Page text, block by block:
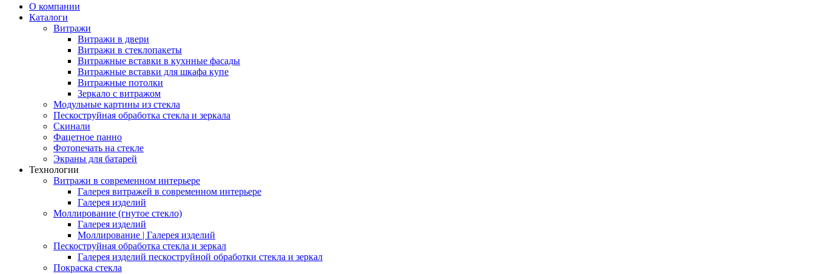
О компании
Каталоги
Витражи
Витражи в двери
Витражи в стеклопакеты
Витражные вставки в кухнные фасады
Витражные вставки для шкафа купе
Витражные потолки
Зеркало с витражом
Модульные картины из стекла
Пескоструйная обработка стекла и зеркала
Скинали
Фацетное панно
Фотопечать на стекле
Экраны для батарей
Технологии
Витражи в современном интерьере
Галерея витражей в современном интерьере
Галерея изделий
Моллирование (гнутое стекло)
Галерея изделий
Моллирование | Галерея изделий
Пескоструйная обработка стекла и зеркал
Галерея изделий пескоструйной обработки стекла и зеркал
Покраска стекла